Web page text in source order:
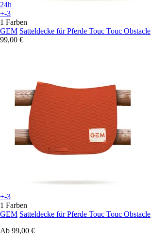
24h
+-3
1 Farben
GEM Satteldecke für Pferde Touc Touc Obstacle
99,00 €
+-3
1 Farben
GEM Satteldecke für Pferde Touc Touc Obstacle
Ab 99,00 €